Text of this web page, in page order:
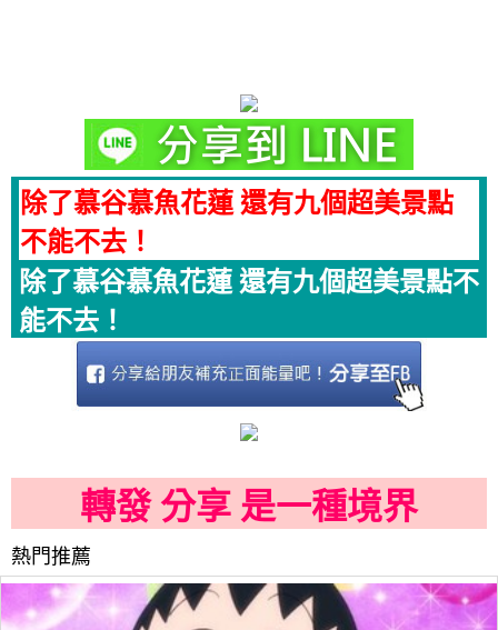
除了慕谷慕魚花蓮 還有九個超美景點
不能不去！
除了慕谷慕魚花蓮 還有九個超美景點不
能不去！
轉發 分享 是一種境界
熱門推薦